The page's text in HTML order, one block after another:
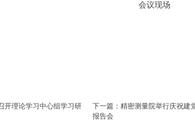
会议现场
开理论学习中心组学习研
下一篇：精密测量院举行庆祝建
报告会